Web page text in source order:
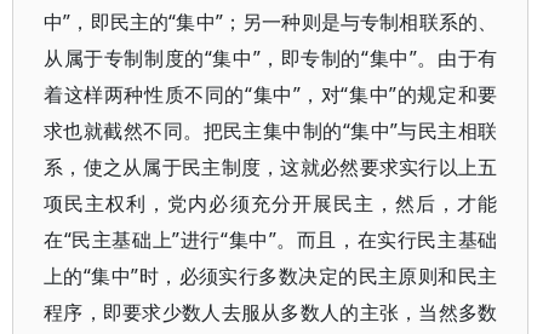
中”，即民主的“集中”；另一种则是与专制相联系的、
从属于专制制度的“集中”，即专制的“集中”。由于有
着这样两种性质不同的“集中”，对“集中”的规定和要
求也就截然不同。把民主集中制的“集中”与民主相联
系，使之从属于民主制度，这就必然要求实行以上五
项民主权利，党内必须充分开展民主，然后，才能
在“民主基础上”进行“集中”。而且，在实行民主基础
上的“集中”时，必须实行多数决定的民主原则和民主
程序，即要求少数人去服从多数人的主张，当然多数